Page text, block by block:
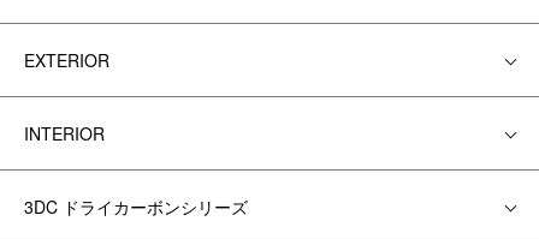
EXTERIOR
INTERIOR
3DC ドライカーボンシリーズ